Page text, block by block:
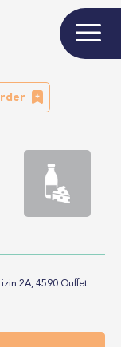
2A, 4590 Ouffet